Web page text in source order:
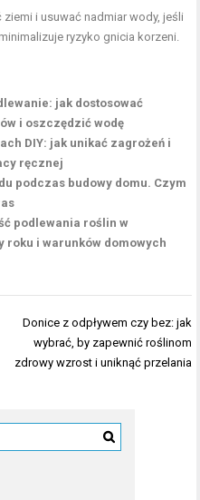
i usuwać nadmiar wody, jeśli
ryzyko gnicia korzeni.
jak dostosować
i oszczędzić wodę
DIY: jak unikać zagrożeń i
ręcznej
podczas budowy domu. Czym
podlewania roślin w
roku i warunków domowych
Donice z odpływem czy bez: jak
wybrać, by zapewnić roślinom
zdrowy wzrost i uniknąć przelania